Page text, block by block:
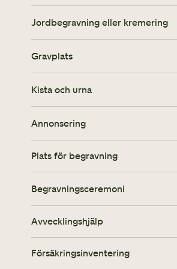
Att planera begravning
Allt du behöver tänka på
Borgerlig begravning
Begravning i Svenska kyrkan
Jordbegravning eller kremering
Jordbegravning
Kremering
Gravplats
Familjegrav
Gravsten
Gravskötselavtal
Minneslund
Askgravlund
Askgravplats
Till havs
Kista och urna
Kista
Urna
Annonsering
Dödsannons
Digital minnessida
Plats för begravning
Begravningsceremoni
Minnesstund
Begravningsblommor
Avvecklingshjälp
Försäkringsinventering